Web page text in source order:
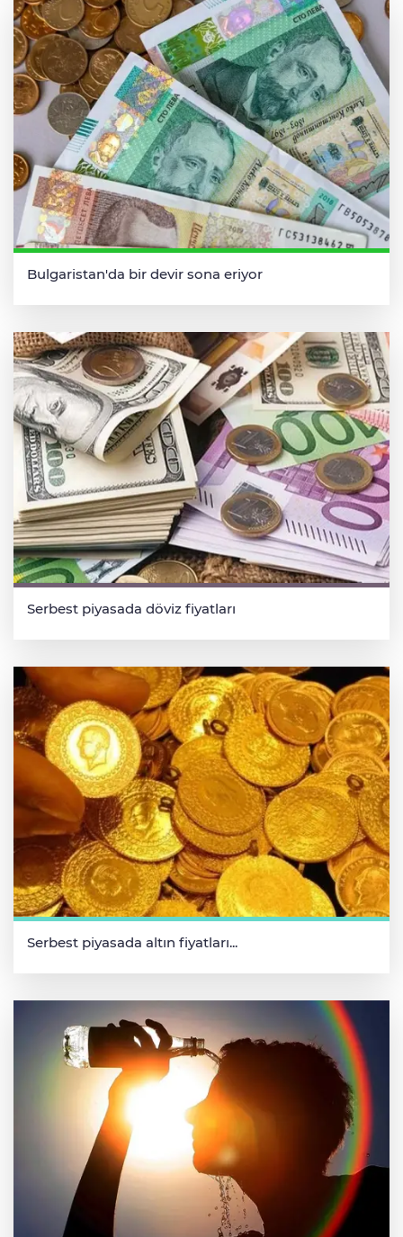
Bulgaristan'da bir devir sona eriyor
Serbest piyasada döviz fiyatları
Serbest piyasada altın fiyatları...